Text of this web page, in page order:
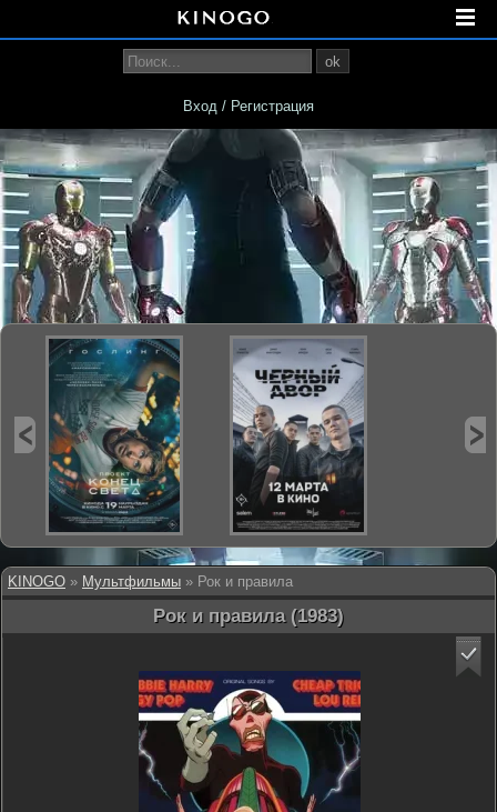
KINOGO » Мультфильмы » Рок и правила
Рок и правила (1983)
ok
Вход / Регистрация